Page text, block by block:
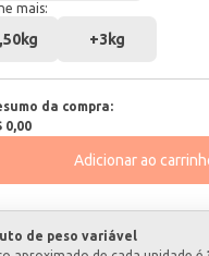
mais:
+3kg
da compra:
0,00
Adicionar ao
de peso variável